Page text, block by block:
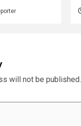
will not be published.